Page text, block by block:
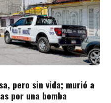
pero sin vida; murió a
por una bomba